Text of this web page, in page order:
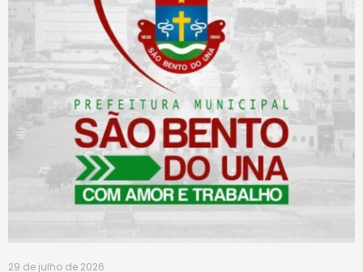
29 de julho de 2026